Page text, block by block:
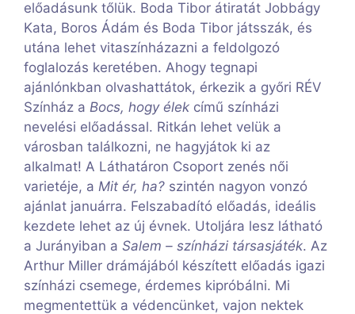
előadásunk tőlük. Boda Tibor átiratát Jobbágy
Kata, Boros Ádám és Boda Tibor játsszák, és
utána lehet vitaszínházazni a feldolgozó
foglalozás keretében. Ahogy tegnapi
ajánlónkban olvashattátok, érkezik a győri RÉV
Színház a Bocs, hogy élek című színházi
nevelési előadással. Ritkán lehet velük a
városban találkozni, ne hagyjátok ki az
alkalmat! A Láthatáron Csoport zenés női
varietéje, a Mit ér, ha? szintén nagyon vonzó
ajánlat januárra. Felszabadító előadás, ideális
kezdete lehet az új évnek. Utoljára lesz látható
a Jurányiban a Salem – színházi társasjáték. Az
Arthur Miller drámájából készített előadás igazi
színházi csemege, érdemes kipróbálni. Mi
megmentettük a védencünket, vajon nektek